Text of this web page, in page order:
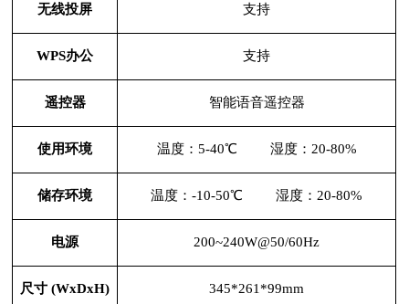
无线投屏 支持
WPS办公 支持
遥控器 智能语音遥控器
使用环境 温度： 5-40℃ 湿度：20-80%
储存环境 温度：-10-50℃ 湿度：20-80%
电源 200~240W@50/60Hz
尺寸 (WxDxH) 345*261*99mm